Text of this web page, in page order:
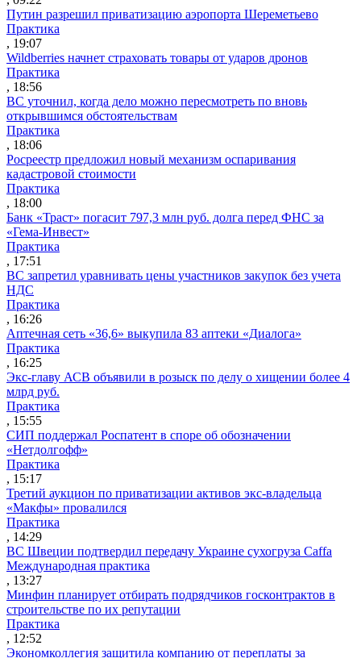
Путин разрешил приватизацию аэропорта Шереметьево
Практика
, 19:07
Wildberries начнет страховать товары от ударов дронов
Практика
, 18:56
ВС уточнил, когда дело можно пересмотреть по вновь
открывшимся обстоятельствам
Практика
, 18:06
Росреестр предложил новый механизм оспаривания
кадастровой стоимости
Практика
, 18:00
Банк «Траст» погасит 797,3 млн руб. долга перед ФНС за
«Гема-Инвест»
Практика
, 17:51
ВС запретил уравнивать цены участников закупок без учета
НДС
Практика
, 16:26
Аптечная сеть «36,6» выкупила 83 аптеки «Диалога»
Практика
, 16:25
Экс-главу АСВ объявили в розыск по делу о хищении более 4
млрд руб.
Практика
, 15:55
СИП поддержал Роспатент в споре об обозначении
«Нетдолгофф»
Практика
, 15:17
Третий аукцион по приватизации активов экс-владельца
«Макфы» провалился
Практика
, 14:29
ВС Швеции подтвердил передачу Украине сухогруза Caffa
Международная практика
, 13:27
Минфин планирует отбирать подрядчиков госконтрактов в
строительстве по их репутации
Практика
, 12:52
Экономколлегия защитила компанию от переплаты за